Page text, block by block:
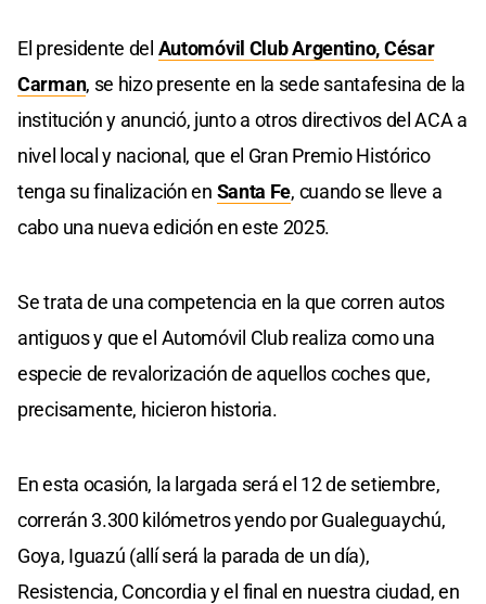
El presidente del Automóvil Club Argentino, César
Carman, se hizo presente en la sede santafesina de la
institución y anunció, junto a otros directivos del ACA a
nivel local y nacional, que el Gran Premio Histórico
tenga su finalización en Santa Fe, cuando se lleve a
cabo una nueva edición en este 2025.
Se trata de una competencia en la que corren autos
antiguos y que el Automóvil Club realiza como una
especie de revalorización de aquellos coches que,
precisamente, hicieron historia.
En esta ocasión, la largada será el 12 de setiembre,
correrán 3.300 kilómetros yendo por Gualeguaychú,
Goya, Iguazú (allí será la parada de un día),
Resistencia, Concordia y el final en nuestra ciudad, en